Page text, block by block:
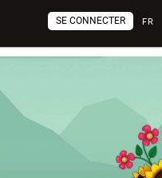
FR
SE CONNECTER